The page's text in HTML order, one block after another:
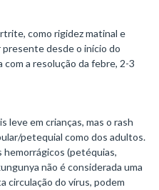
como rigidez matinal e
desde o início do
a resolução da febre, 2-3
leve em crianças, mas o rash
petequial como dos adultos.
(petéquias,
não é considerada uma
circulação do vírus, podem